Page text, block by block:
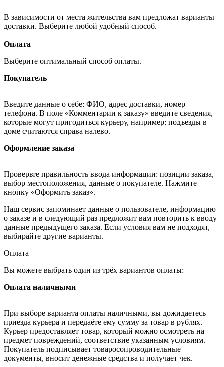
В зависимости от места жительства вам предложат варианты
доставки. Выберите любой удобный способ.
Оплата
Выберите оптимальный способ оплаты.
Покупатель
Введите данные о себе: ФИО, адрес доставки, номер
телефона. В поле «Комментарии к заказу» введите сведения,
которые могут пригодиться курьеру, например: подъезды в
доме считаются справа налево.
Оформление заказа
Проверьте правильность ввода информации: позиции заказа,
выбор местоположения, данные о покупателе. Нажмите
кнопку «Оформить заказ».
Наш сервис запоминает данные о пользователе, информацию
о заказе и в следующий раз предложит вам повторить к вводу
данные предыдущего заказа. Если условия вам не подходят,
выбирайте другие варианты.
Оплата
Вы можете выбрать один из трёх вариантов оплаты:
Оплата наличными
При выборе варианта оплаты наличными, вы дожидаетесь
приезда курьера и передаёте ему сумму за товар в рублях.
Курьер предоставляет товар, который можно осмотреть на
предмет повреждений, соответствие указанным условиям.
Покупатель подписывает товаросопроводительные
документы, вносит денежные средства и получает чек.